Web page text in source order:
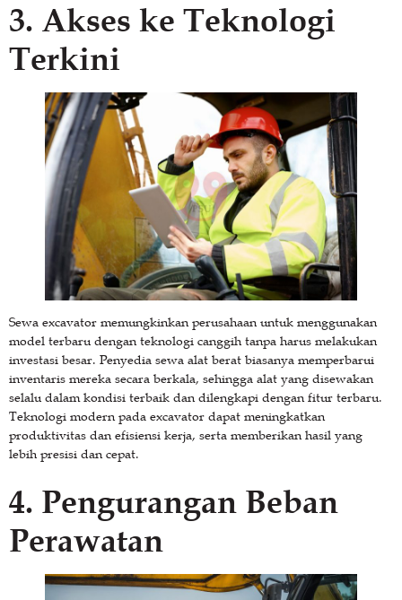
3. Akses ke Teknologi
Terkini
Sewa excavator memungkinkan perusahaan untuk menggunakan
model terbaru dengan teknologi canggih tanpa harus melakukan
investasi besar. Penyedia sewa alat berat biasanya memperbarui
inventaris mereka secara berkala, sehingga alat yang disewakan
selalu dalam kondisi terbaik dan dilengkapi dengan fitur terbaru.
Teknologi modern pada excavator dapat meningkatkan
produktivitas dan efisiensi kerja, serta memberikan hasil yang
lebih presisi dan cepat.
4. Pengurangan Beban
Perawatan